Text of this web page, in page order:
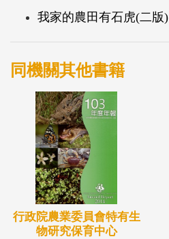
我家的農田有石虎(二版)
同機關其他書籍
行政院農業委員會特有生
物研究保育中心